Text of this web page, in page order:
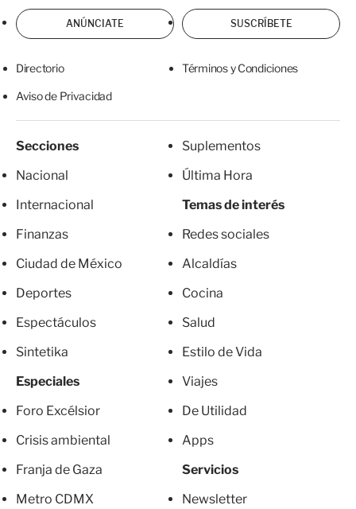
ANÚNCIATE SUSCRÍBETE
Directorio Términos y Condiciones
Aviso de Privacidad
Secciones
Nacional
Internacional
Finanzas
Ciudad de México
Deportes
Espectáculos
Sintetika
Especiales
Foro Excélsior
Crisis ambiental
Franja de Gaza
Metro CDMX
Suplementos
Última Hora
Temas de interés
Redes sociales
Alcaldías
Cocina
Salud
Estilo de Vida
Viajes
De Utilidad
Apps
Servicios
Newsletter